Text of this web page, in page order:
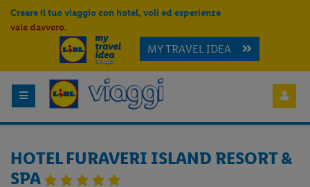
Creare il tuo viaggio con hotel, voli ed esperienze
vale davvero.
MY TRAVEL IDEA
HOTEL FURAVERI ISLAND RESORT &
SPA